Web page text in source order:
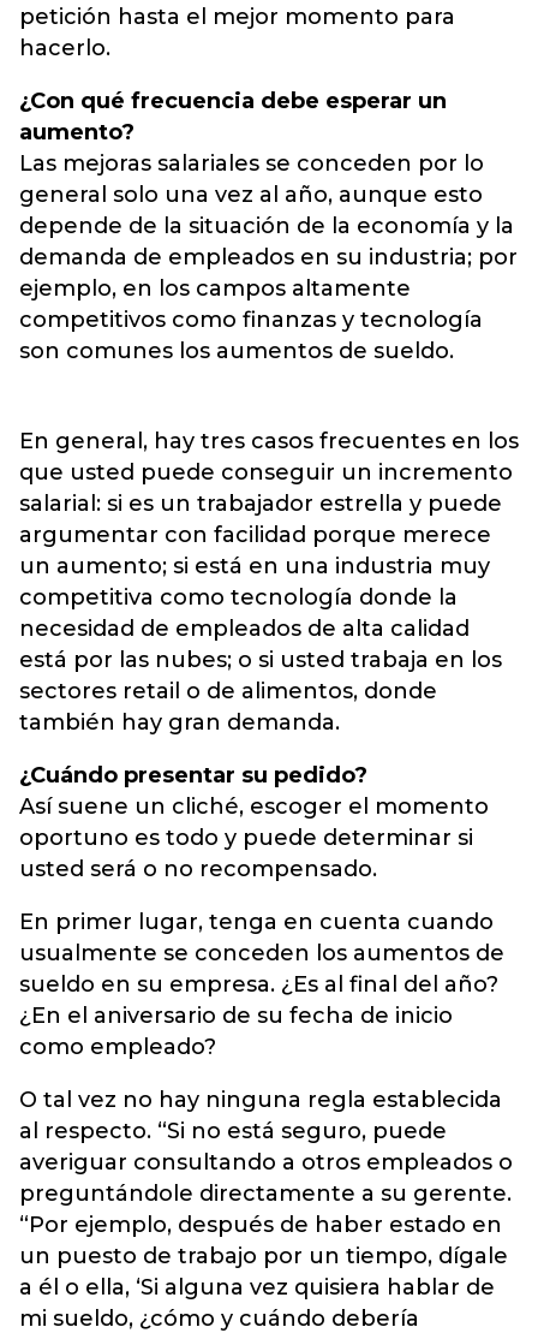
petición hasta el mejor momento para
hacerlo.
¿Con qué frecuencia debe esperar un
aumento?
Las mejoras salariales se conceden por lo
general solo una vez al año, aunque esto
depende de la situación de la economía y la
demanda de empleados en su industria; por
ejemplo, en los campos altamente
competitivos como finanzas y tecnología
son comunes los aumentos de sueldo.
En general, hay tres casos frecuentes en los
que usted puede conseguir un incremento
salarial: si es un trabajador estrella y puede
argumentar con facilidad porque merece
un aumento; si está en una industria muy
competitiva como tecnología donde la
necesidad de empleados de alta calidad
está por las nubes; o si usted trabaja en los
sectores retail o de alimentos, donde
también hay gran demanda.
¿Cuándo presentar su pedido?
Así suene un cliché, escoger el momento
oportuno es todo y puede determinar si
usted será o no recompensado.
En primer lugar, tenga en cuenta cuando
usualmente se conceden los aumentos de
sueldo en su empresa. ¿Es al final del año?
¿En el aniversario de su fecha de inicio
como empleado?
O tal vez no hay ninguna regla establecida
al respecto. “Si no está seguro, puede
averiguar consultando a otros empleados o
preguntándole directamente a su gerente.
“Por ejemplo, después de haber estado en
un puesto de trabajo por un tiempo, dígale
a él o ella, ‘Si alguna vez quisiera hablar de
mi sueldo, ¿cómo y cuándo debería